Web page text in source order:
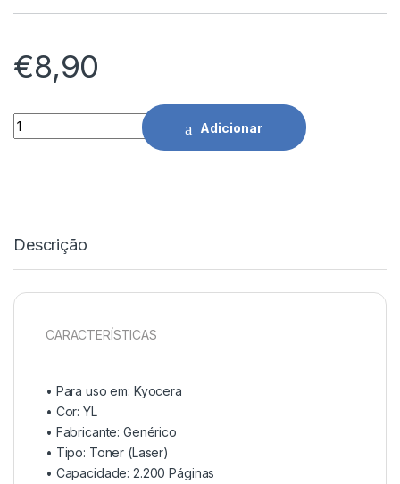
€8,90
Toner Comp. Kyocera TK5220/TK5230 YL - 1T02R9ANL1/
Adicionar
Descrição
CARACTERÍSTICAS
• Para uso em: Kyocera
• Cor: YL
• Fabricante:Genérico
• Tipo: Toner (Laser)
• Capacidade:2.200 Páginas